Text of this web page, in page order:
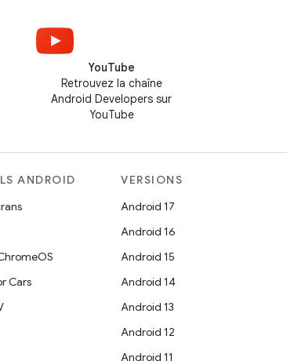
YouTube
Retrouvez la chaîne
Android Developers sur
YouTube
ANDROID
Cars
VERSIONS
Android 17
Android 16
Android 15
Android 14
Android 13
Android 12
Android 11